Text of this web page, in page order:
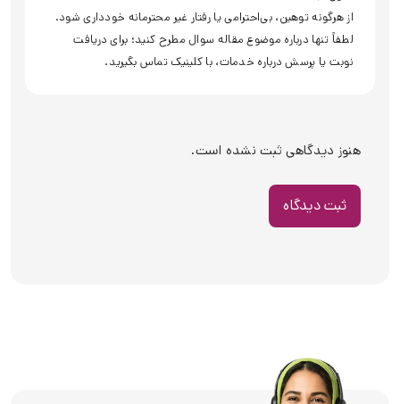
از هرگونه توهین، بی‌احترامی یا رفتار غیر محترمانه خودداری شود.
لطفاً تنها درباره موضوع مقاله سوال مطرح کنید؛ برای دریافت
نوبت یا پرسش درباره خدمات، با کلینیک تماس بگیرید.
هنوز دیدگاهی ثبت نشده است.
ثبت دیدگاه